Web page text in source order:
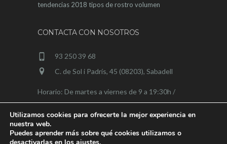
tendencias 2018 tipos de rostro volumen
CONTACTA CON NOSOTROS
93 250 39 68
C. de Sol i Padrís, 45 (08203), Sabadell
Horario: De martes a viernes de 9 a 19:30h /
sábados de 9 a 15h
Utilizamos cookies para ofrecerte la mejor experiencia en
nuestra web.
Puedes aprender más sobre qué cookies utilizamos o